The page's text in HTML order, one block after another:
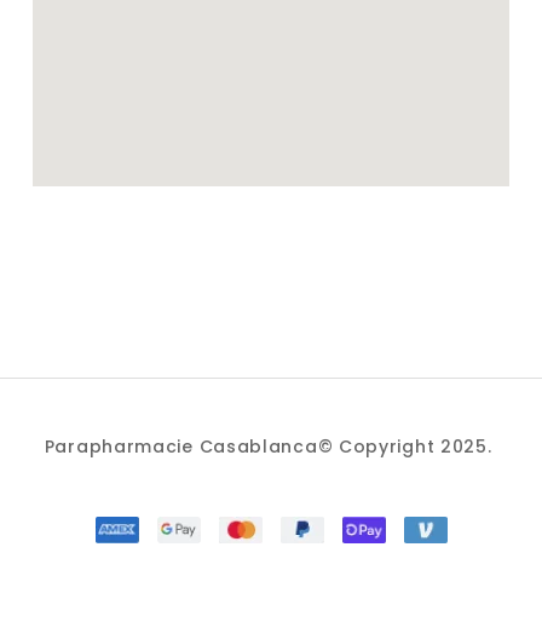
Parapharmacie Casablanca© Copyright 2025.